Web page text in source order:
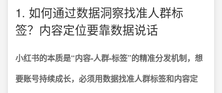
1. 如何通过数据洞察找准人群标
签？内容定位要靠数据说话
小红书的本质是“内容-人群-标签”的精准分发机制，想
要账号持续成长，必须用数据找准人群标签和内容定